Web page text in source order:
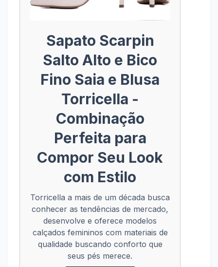
Sapato Scarpin
Salto Alto e Bico
Fino Saia e Blusa
Torricella -
Combinação
Perfeita para
Compor Seu Look
com Estilo
Torricella a mais de um década busca
conhecer as tendências de mercado,
desenvolve e oferece modelos
calçados femininos com materiais de
qualidade buscando conforto que
seus pés merece.